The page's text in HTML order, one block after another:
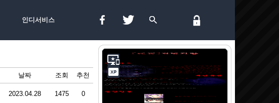
인디서비스
날짜 조회 추천
2023.04.28 1475 0